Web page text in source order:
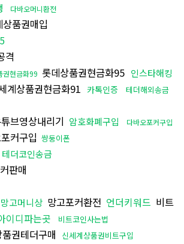
다바오머니환전
품권매입
격
권현금화99 롯데상품권현금화95 인스타해킹
계상품권현금화91 카톡인증 테더해외송금
브영상내리기 암호화폐구입
다바오포커구입
커구입 쌍둥이폰
테더코인송금
판매
망고머니상 망고포커환전 언더키워드 비트
이디파는곳 비트코인사는법
권테더구매 신세계상품권비트구입